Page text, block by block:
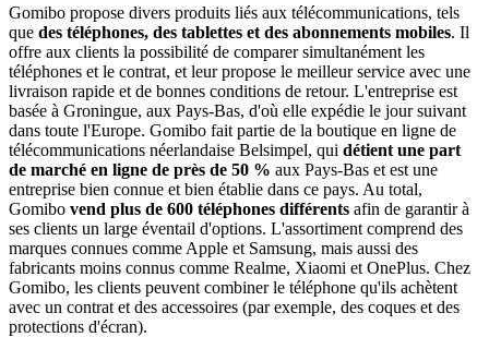
Gomibo propose divers produits liés aux télécommunications, tels
que des téléphones, des tablettes et des abonnements mobiles. Il
offre aux clients la possibilité de comparer simultanément les
téléphones et le contrat, et leur propose le meilleur service avec une
livraison rapide et de bonnes conditions de retour. L'entreprise est
basée à Groningue, aux Pays-Bas, d'où elle expédie le jour suivant
dans toute l'Europe. Gomibo fait partie de la boutique en ligne de
télécommunications néerlandaise Belsimpel, qui détient une part
de marché en ligne de près de 50 % aux Pays-Bas et est une
entreprise bien connue et bien établie dans ce pays. Au total,
Gomibo vend plus de 600 téléphones différents afin de garantir à
ses clients un large éventail d'options. L'assortiment comprend des
marques connues comme Apple et Samsung, mais aussi des
fabricants moins connus comme Realme, Xiaomi et OnePlus. Chez
Gomibo, les clients peuvent combiner le téléphone qu'ils achètent
avec un contrat et des accessoires (par exemple, des coques et des
protections d'écran).